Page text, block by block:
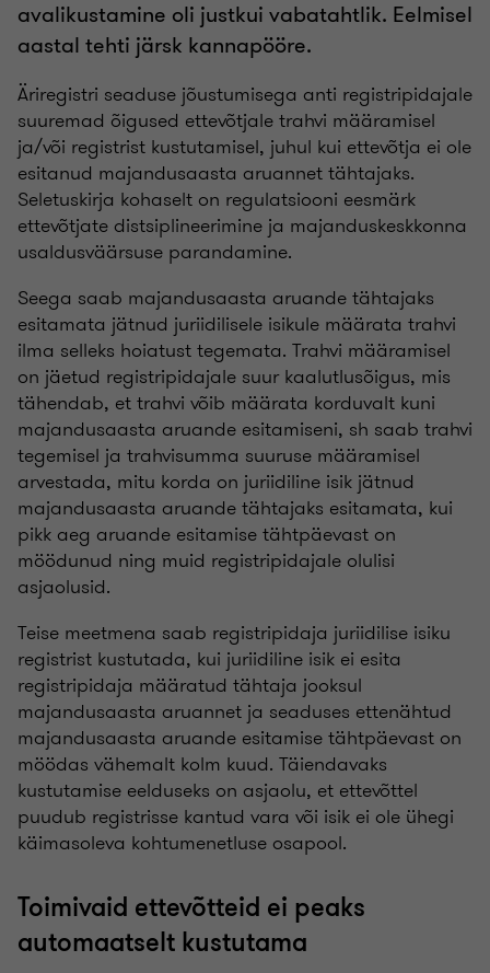
avalikustamine oli justkui vabatahtlik. Eelmisel
aastal tehti järsk kannapööre.
Äriregistri seaduse jõustumisega anti registripidajale
suuremad õigused ettevõtjale trahvi määramisel
ja/või registrist kustutamisel, juhul kui ettevõtja ei ole
esitanud majandusaasta aruannet tähtajaks.
Seletuskirja kohaselt on regulatsiooni eesmärk
ettevõtjate distsiplineerimine ja majanduskeskkonna
usaldusväärsuse parandamine.
Seega saab majandusaasta aruande tähtajaks
esitamata jätnud juriidilisele isikule määrata trahvi
ilma selleks hoiatust tegemata. Trahvi määramisel
on jäetud registripidajale suur kaalutlusõigus, mis
tähendab, et trahvi võib määrata korduvalt kuni
majandusaasta aruande esitamiseni, sh saab trahvi
tegemisel ja trahvisumma suuruse määramisel
arvestada, mitu korda on juriidiline isik jätnud
majandusaasta aruande tähtajaks esitamata, kui
pikk aeg aruande esitamise tähtpäevast on
möödunud ning muid registripidajale olulisi
asjaolusid.
Teise meetmena saab registripidaja juriidilise isiku
registrist kustutada, kui juriidiline isik ei esita
registripidaja määratud tähtaja jooksul
majandusaasta aruannet ja seaduses ettenähtud
majandusaasta aruande esitamise tähtpäevast on
möödas vähemalt kolm kuud. Täiendavaks
kustutamise eelduseks on asjaolu, et ettevõttel
puudub registrisse kantud vara või isik ei ole ühegi
käimasoleva kohtumenetluse osapool.
Toimivaid ettevõtteid ei peaks
automaatselt kustutama